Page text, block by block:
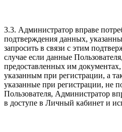
3.3. Администратор вправе
подтверждения данных,
запросить в связи с этим
случае если данные
предоставленных им
указанным при регистрации, а
указанные при регистрации, не
Пользователя, Администратор
в доступе в Личный кабинет и